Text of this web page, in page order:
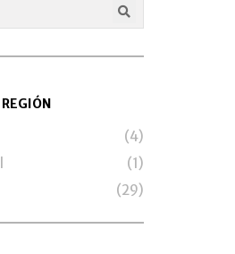
REGIÓN
(4)
(1)
(29)